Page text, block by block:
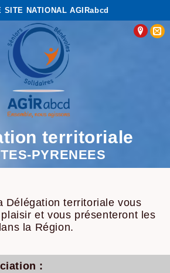
SITE NATIONAL AGIRabcd
territoriale
PYRENEES
Délégation territoriale vous
et vous présenteront les
la Région.
: